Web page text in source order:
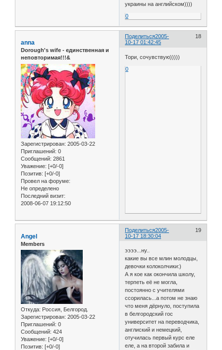
украины на английском))))
0
Поделиться 18
2005-
10-17 01:42:45
anna
Dorough's wife - единственная и
неповторимая!!!&
Зарегистрирован: 2005-03-22
Приглашений: 0
Сообщений: 2861
Уважение: [+0/-0]
Позитив: [+0/-0]
Провел на форуме:
Не определено
Последний визит:
2008-06-07 19:12:50
Тори, сочувствую)))))
0
Поделиться 19
2005-
10-17 18:30:04
Angel
Members
Откуда: Россия, Белгород.
Зарегистрирован: 2005-03-22
Приглашений: 0
Сообщений: 424
Уважение: [+0/-0]
Позитив: [+0/-0]
ээээ...ну..
какие вы все млин молодцы,
девочки колоколчики:)
А я кое как окончила школу,
терпеть её не могла,
постоянно с учителями
ссорилась...а потом не знаю
что меня дёрнуло, поступила
в белгородский гос
университет на переводчика,
англиский и немецкий,
отучилась первый курс еле
еле, а на второй забила и